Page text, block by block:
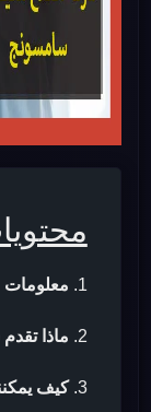
ماذا
كيف